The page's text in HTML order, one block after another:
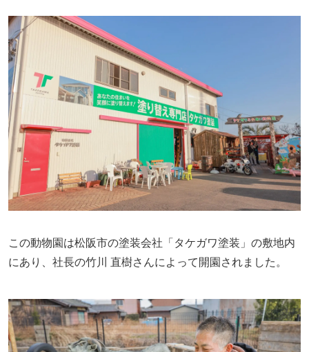
この動物園は松阪市の塗装会社「タケガワ塗装」の敷地内
にあり、社長の竹川 直樹さんによって開園されました。